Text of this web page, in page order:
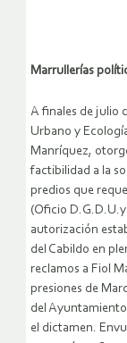
Marrullerías
A finales de julio
Urbano y
Manríquez,
factibilidad a la
predios que
(Oficio
autorización
del Cabildo en
reclamos a Fiol
presiones de
del
el dictamen.